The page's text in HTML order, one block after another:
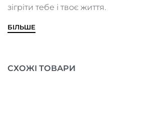
зігріти тебе і твоє життя.
БІЛЬШЕ
СХОЖІ ТОВАРИ